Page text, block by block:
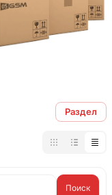
Раздел
Поиск